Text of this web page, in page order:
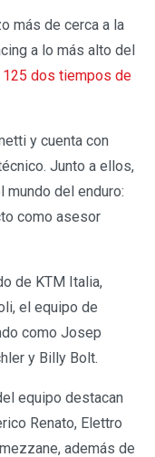
más de cerca a la
a lo más alto del
125 dos tiempos de
y cuenta con
Junto a ellos,
mundo del enduro:
como asesor
de KTM Italia,
el equipo de
como Josep
y Billy Bolt.
equipo destacan
Renato, Elettro
además de